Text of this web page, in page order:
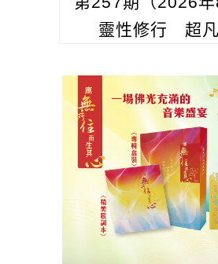
靈性修行 超